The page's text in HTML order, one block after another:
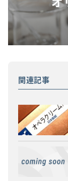
関連記事